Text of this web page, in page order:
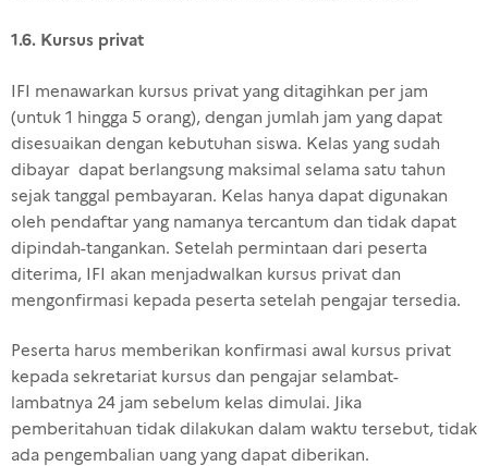
1.6. Kursus privat
IFI menawarkan kursus privat yang ditagihkan per jam
(untuk 1 hingga 5 orang), dengan jumlah jam yang dapat
disesuaikan dengan kebutuhan siswa. Kelas yang sudah
dibayar dapat berlangsung maksimal selama satu tahun
sejak tanggal pembayaran. Kelas hanya dapat digunakan
oleh pendaftar yang namanya tercantum dan tidak dapat
dipindah-tangankan. Setelah permintaan dari peserta
diterima, IFI akan menjadwalkan kursus privat dan
mengonfirmasi kepada peserta setelah pengajar tersedia.
Peserta harus memberikan konfirmasi awal kursus privat
kepada sekretariat kursus dan pengajar selambat-
lambatnya 24 jam sebelum kelas dimulai. Jika
pemberitahuan tidak dilakukan dalam waktu tersebut, tidak
ada pengembalian uang yang dapat diberikan.